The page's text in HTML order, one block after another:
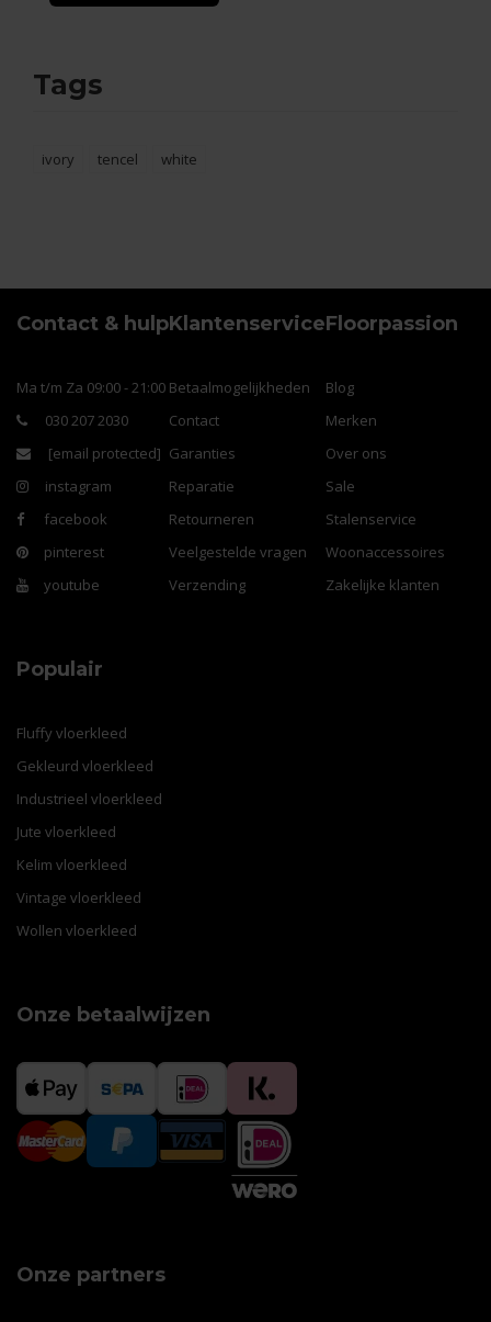
Tags
ivory tencel white
Contact & hulp
Ma t/m Za 09:00 - 21:00
030 207 2030
[email protected]
instagram
facebook
pinterest
youtube
Klantenservice
Betaalmogelijkheden
Contact
Garanties
Reparatie
Retourneren
Veelgestelde vragen
Verzending
Floorpassion
Blog
Merken
Over ons
Sale
Stalenservice
Woonaccessoires
Zakelijke klanten
Populair
Fluffy vloerkleed
Gekleurd vloerkleed
Industrieel vloerkleed
Jute vloerkleed
Kelim vloerkleed
Vintage vloerkleed
Wollen vloerkleed
Onze betaalwijzen
Onze partners